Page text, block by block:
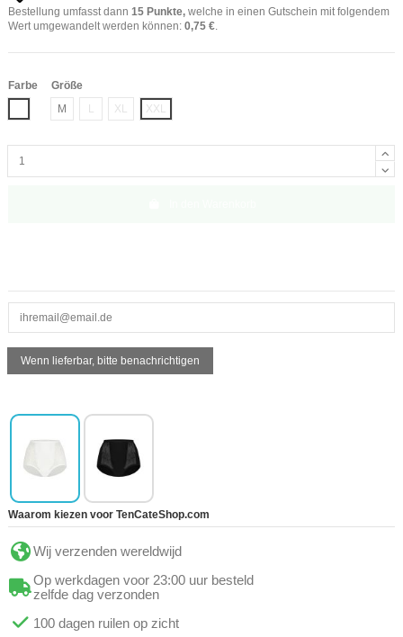
Bestellung umfasst dann 15 Punkte, welche in einen Gutschein mit folgendem
Wert umgewandelt werden können: 0,75 €
Farbe
Größe
M
L XL XXL
Waarom kiezen voor TenCateShop.com
Wij verzenden wereldwijd
Op werkdagen voor 23:00 uur besteld
zelfde dag verzonden
100 dagen ruilen op zicht